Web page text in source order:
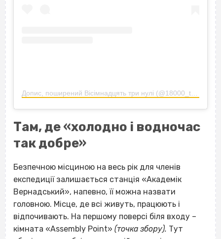
Там, де «холодно і водночас
так добре»
Безпечною місциною на весь рік для членів
експедиції залишається станція «Академік
Вернадський», напевно, її можна назвати
головною. Місце, де всі живуть, працюють і
відпочивають. На першому поверсі біля входу –
кімната «Assembly Point» (точка збору). Тут